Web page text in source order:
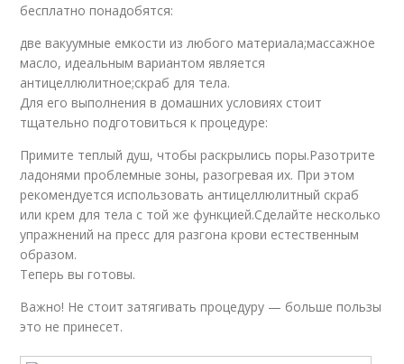
бесплатно понадобятся:
две вакуумные емкости из любого материала;массажное
масло, идеальным вариантом является
антицеллюлитное;скраб для тела.
Для его выполнения в домашних условиях стоит
тщательно подготовиться к процедуре:
Примите теплый душ, чтобы раскрылись поры.Разотрите
ладонями проблемные зоны, разогревая их. При этом
рекомендуется использовать антицеллюлитный скраб
или крем для тела с той же функцией.Сделайте несколько
упражнений на пресс для разгона крови естественным
образом.
Теперь вы готовы.
Важно! Не стоит затягивать процедуру — больше пользы
это не принесет.